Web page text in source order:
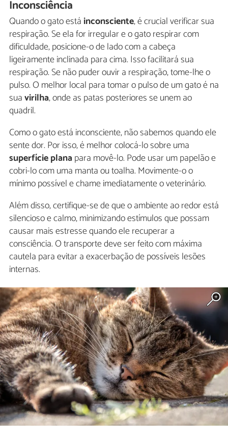
Inconsciência
Quando o gato está inconsciente, é crucial verificar sua
respiração. Se ela for irregular e o gato respirar com
dificuldade, posicione-o de lado com a cabeça
ligeiramente inclinada para cima. Isso facilitará sua
respiração. Se não puder ouvir a respiração, tome-lhe o
pulso. O melhor local para tomar o pulso de um gato é na
suavirilha, onde as patas posteriores se unem ao
quadril.
Como o gato está inconsciente, não sabemos quando ele
sente dor. Por isso, é melhor colocá-lo sobre uma
superfície planapara movê-lo. Pode usar um papelão e
cobri-lo com uma manta ou toalha. Movimente-o o
mínimo possível e chame imediatamente o veterinário.
Além disso, certifique-se de que o ambiente ao redor está
silencioso e calmo, minimizando estímulos que possam
causar mais estresse quando ele recuperar a
consciência. O transporte deve ser feito com máxima
cautela para evitar a exacerbação de possíveis lesões
internas.